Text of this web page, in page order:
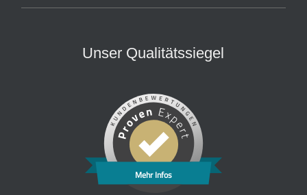
Unser Qualitätssiegel
Mehr Infos